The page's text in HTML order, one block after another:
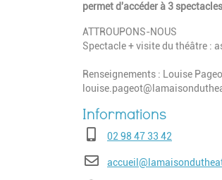
permet d'accéder à 3
ATTROUPONS-NOUS
Spectacle + visite du théâtre :
Renseignements : Louise
Téléphone02 98 47 33 42
E-mail